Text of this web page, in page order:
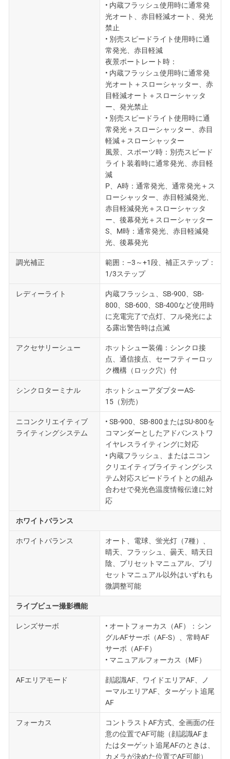
• 内蔵フラッシュ使用時に通常発
光オート、赤目軽減オート、発光
禁止
• 別売スピードライト使用時に通
常発光、赤目軽減
夜景ポートレート時：
• 内蔵フラッシュ使用時に通常発
光オート＋スローシャッター、赤
目軽減オート＋スローシャッタ
ー、発光禁止
• 別売スピードライト使用時に通
常発光＋スローシャッター、赤目
軽減＋スローシャッター
風景、スポーツ時：別売スピード
ライト装着時に通常発光、赤目軽
減
P、A時：通常発光、通常発光＋ス
ローシャッター、赤目軽減発光、
赤目軽減発光＋スローシャッタ
ー、後幕発光＋スローシャッター
S、M時：通常発光、赤目軽減発
光、後幕発光
調光補正
範囲：–3～+1段、補正ステップ：
1/3ステップ
レディーライト
内蔵フラッシュ、SB-900、SB-
800、SB-600、SB-400など使用時
に充電完了で点灯、フル発光によ
る露出警告時は点滅
アクセサリーシュー
ホットシュー装備：シンクロ接
点、通信接点、セーフティーロッ
ク機構（ロック穴）付
シンクロターミナル
ホットシューアダプターAS-
15（別売）
ニコンクリエイティブ
ライティングシステム
• SB-900、SB-800またはSU-800を
コマンダーとしたアドバンストワ
イヤレスライティングに対応
• 内蔵フラッシュ、またはニコン
クリエイティブライティングシス
テム対応スピードライトとの組み
合わせで発光色温度情報伝達に対
応
ホワイトバランス
ホワイトバランス
オート、電球、蛍光灯（7種）、
晴天、フラッシュ、曇天、晴天日
陰、プリセットマニュアル、プリ
セットマニュアル以外はいずれも
微調整可能
ライブビュー撮影機能
レンズサーボ
• オートフォーカス（AF）：シン
グルAFサーボ（AF-S）、常時AF
サーボ（AF-F）
• マニュアルフォーカス（MF）
AFエリアモード
顔認識AF、ワイドエリアAF、ノ
ーマルエリアAF、ターゲット追尾
AF
フォーカス
コントラストAF方式、全画面の任
意の位置でAF可能（顔認識AFま
たはターゲット追尾AFのときは、
カメラが決めた位置でAF可能）